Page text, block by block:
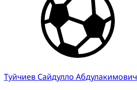
Туйчиев Сайдулло Абдулакимович